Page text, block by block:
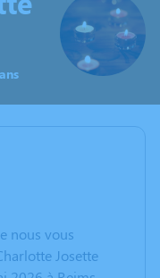
nous vous
Josette